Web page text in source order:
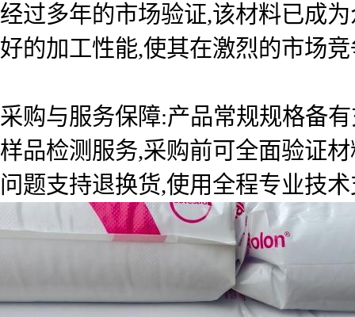
经过多年的市场验证,该材料已成
好的加工性能,使其在激烈的市场
采购与服务保障:产品常规规格备
样品检测服务,采购前可全面验证
问题支持退换货,使用全程专业技